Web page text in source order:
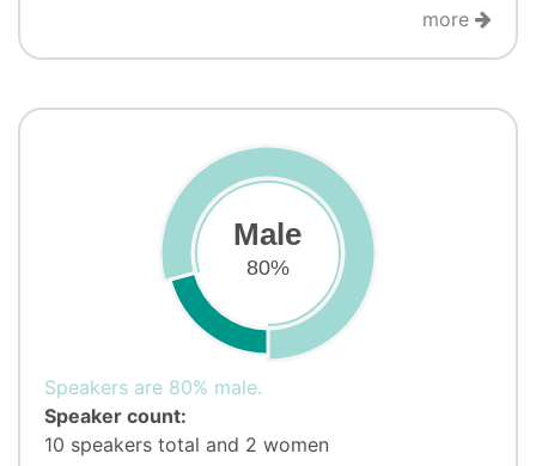
more
Male
80%
Speakers are 80% male.
Speaker count:
10 speakers total and 2 women